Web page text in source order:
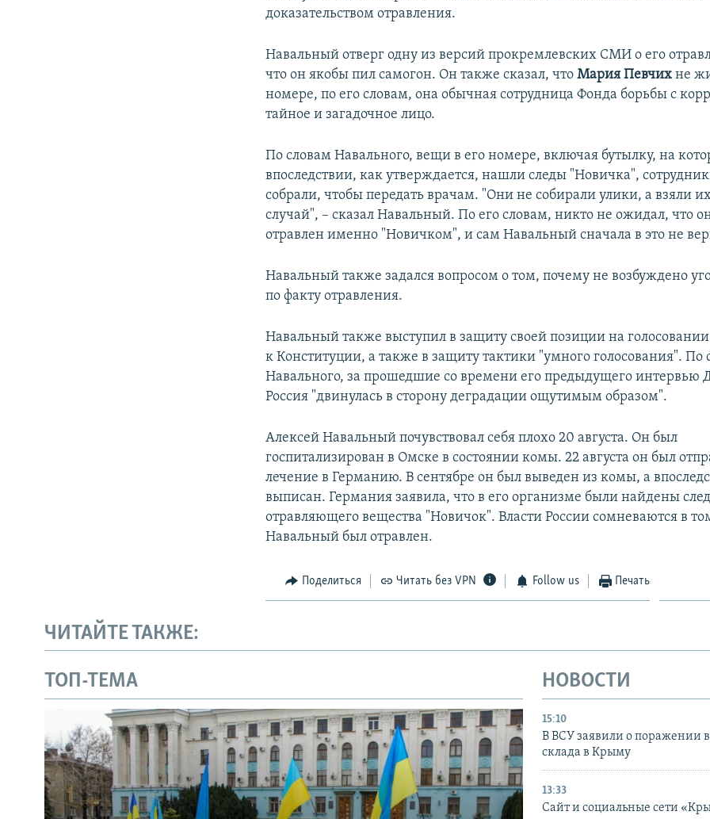
доказательством отравления.
Навальный отверг одну из версий прокремлевских СМИ о его
что он якобы пил самогон. Он также сказал, чтоМария Певчих не
номере, по его словам, она обычная сотрудница Фонда борьбы с
тайное и загадочное лицо.
По словам Навального, вещи в его номере, включая бутылку, на
впоследствии, как утверждается, нашли следы "Новичка",
собрали, чтобы передать врачам. "Они не собирали улики, а взяли
случай", – сказал Навальный. По его словам, никто не ожидал, что
отравлен именно "Новичком", и сам Навальный сначала в это не
Навальный также задался вопросом о том, почему не возбуждено
по факту отравления.
Навальный также выступил в защиту своей позиции на
к Конституции, а также в защиту тактики "умного голосования". По
Навального, за прошедшие со времени его предыдущего интервью
Россия "двинулась в сторону деградации ощутимым образом".
Алексей Навальный почувствовал себя плохо 20 августа. Он был
госпитализирован в Омске в состоянии комы. 22 августа он был
лечение в Германию. В сентябре он был выведен из комы, а
выписан. Германия заявила, что в его организме были найдены
отравляющего вещества "Новичок". Власти России сомневаются в
Навальный был отравлен.
Поделиться Читать без VPN Follow us Печать
ЧИТАЙТЕ ТАКЖЕ:
ТОП-ТЕМА НОВОСТИ
15:10
В ВСУ заявили о поражении
склада в Крыму
13:33
Сайт и социальные сети